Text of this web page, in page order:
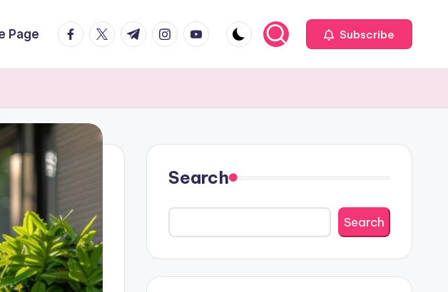
Page facebook.com
twitter.com
t.me instagram.com
youtube.com Subscribe
Search
Search